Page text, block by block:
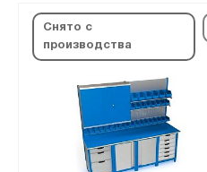
Снято с
производства